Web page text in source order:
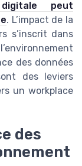
peut
. L’impact de la
s’inscrit dans
des données
des leviers
un workplace
des